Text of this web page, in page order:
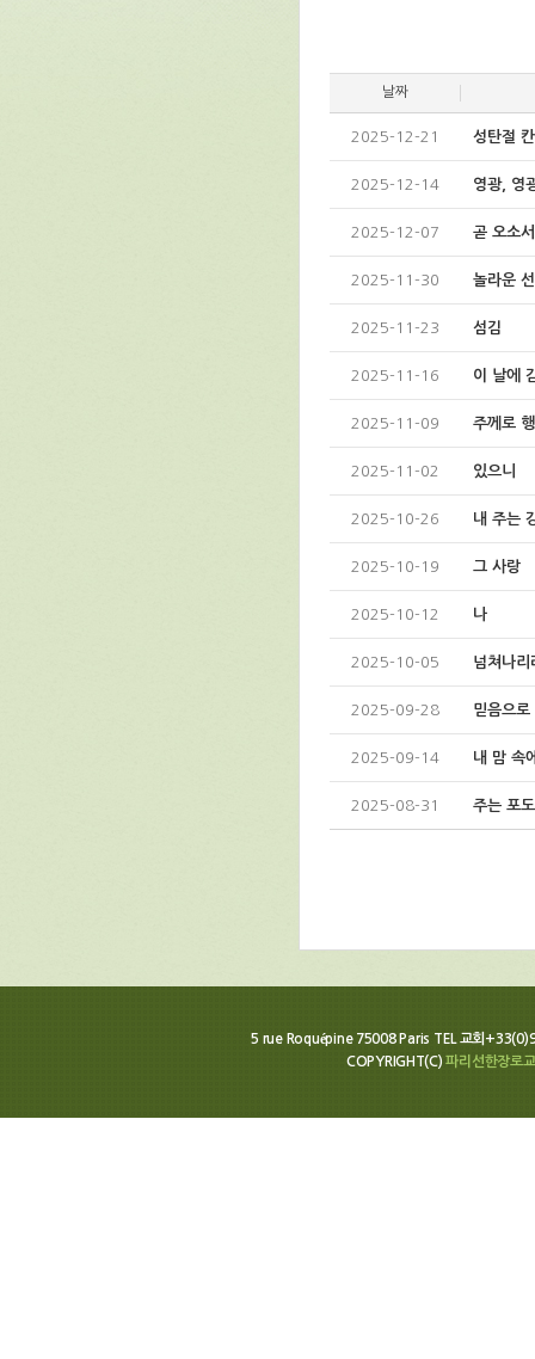
날짜
2025-12-21 성탄절
2025-12-14 영광, 영
2025-12-07 곧 오소
2025-11-30 놀라운
2025-11-23 섬김
2025-11-16 이 날에
2025-11-09 주께로
2025-11-02 있으니
2025-10-26 내 주는
2025-10-19 그 사랑
2025-10-12 나
2025-10-05 넘쳐나리
2025-09-28 믿음으로
2025-09-14 내 맘 속
2025-08-31 주는 포
5 rue Roquépine 75008 Paris TEL 교회
COPYRIGHT(C)파리선한장로